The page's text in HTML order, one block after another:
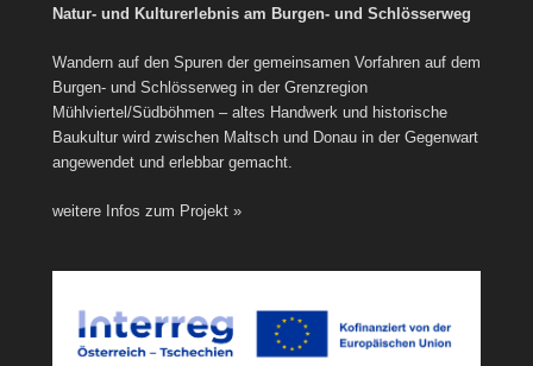
Natur- und Kulturerlebnis am Burgen- und Schlösserweg
Wandern auf den Spuren der gemeinsamen Vorfahren auf dem
Burgen- und Schlösserweg in der Grenzregion
Mühlviertel/Südböhmen – altes Handwerk und historische
Baukultur wird zwischen Maltsch und Donau in der Gegenwart
angewendet und erlebbar gemacht.
weitere Infos zum Projekt »